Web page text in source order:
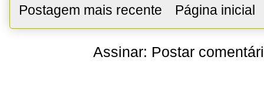
Postagem mais recente Página inicial
Assinar: Postar